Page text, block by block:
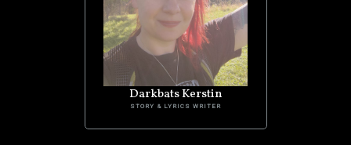
Darkbats Kerstin
STORY & LYRICS WRITER